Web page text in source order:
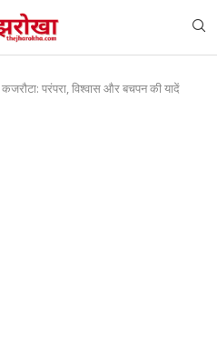
कजरौटा: परंपरा, विश्वास और बचपन की यादें